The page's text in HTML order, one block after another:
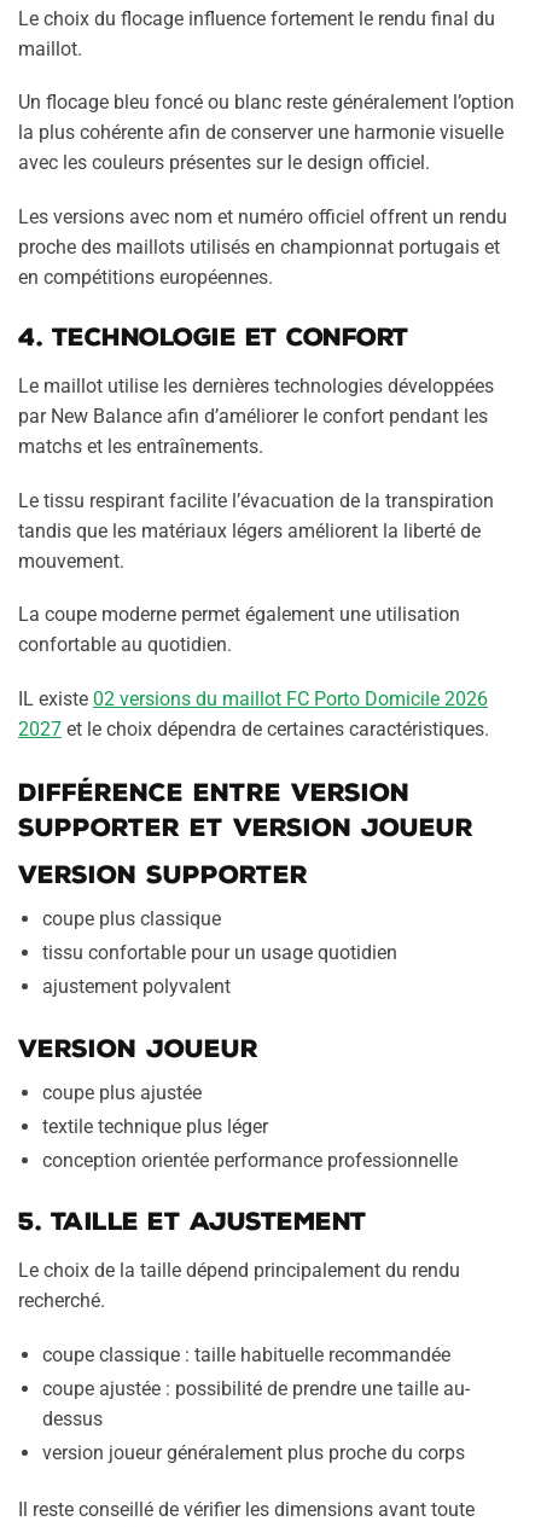
Le choix du flocage influence fortement le rendu final du
maillot.
Un flocage bleu foncé ou blanc reste généralement l’option
la plus cohérente afin de conserver une harmonie visuelle
avec les couleurs présentes sur le design officiel.
Les versions avec nom et numéro officiel offrent un rendu
proche des maillots utilisés en championnat portugais et
en compétitions européennes.
4. Technologie et confort
Le maillot utilise les dernières technologies développées
par New Balance afin d’améliorer le confort pendant les
matchs et les entraînements.
Le tissu respirant facilite l’évacuation de la transpiration
tandis que les matériaux légers améliorent la liberté de
mouvement.
La coupe moderne permet également une utilisation
confortable au quotidien.
IL existe 02 versions du maillot FC Porto Domicile 2026
2027 et le choix dépendra de certaines caractéristiques.
Différence entre version
supporter et version joueur
Version supporter
coupe plus classique
tissu confortable pour un usage quotidien
ajustement polyvalent
Version joueur
coupe plus ajustée
textile technique plus léger
conception orientée performance professionnelle
5. Taille et ajustement
Le choix de la taille dépend principalement du rendu
recherché.
coupe classique : taille habituelle recommandée
coupe ajustée : possibilité de prendre une taille au-
dessus
version joueur généralement plus proche du corps
Il reste conseillé de vérifier les dimensions avant toute